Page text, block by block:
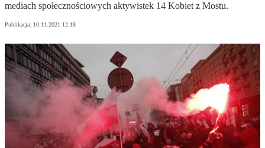
mediach społecznościowych aktywistek 14 Kobiet z Mostu.
Publikacja: 10.11.2021 12:18